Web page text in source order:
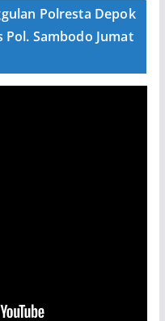
Polresta Depok
Pol. Sambodo Jumat